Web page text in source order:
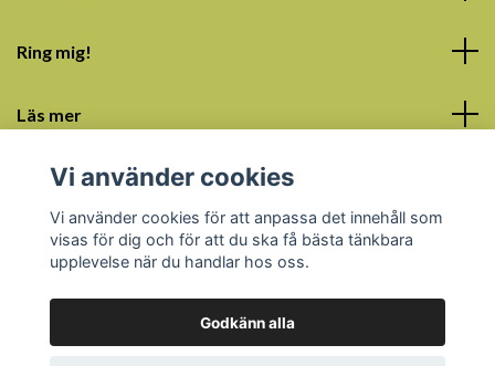
Ring mig!
Läs mer
Sociala medier
Vi använder cookies
Vi använder cookies för att anpassa det innehåll som
visas för dig och för att du ska få bästa tänkbara
upplevelse när du handlar hos oss.
Godkänn alla